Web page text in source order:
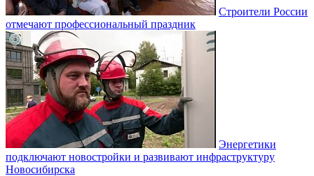
Строители России
отмечают профессиональный праздник
Энергетики
подключают новостройки и развивают инфраструктуру
Новосибирска